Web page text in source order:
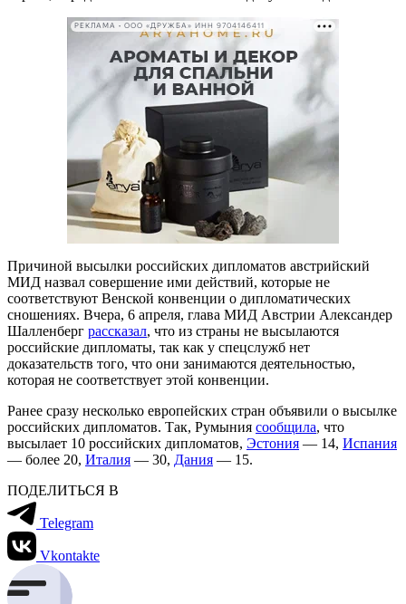
РЕКЛАМА • ООО «ДРУЖБА» ИНН 9704146411
Причиной высылки российских дипломатов австрийский
МИД назвал совершение ими действий, которые не
соответствуют Венской конвенции о дипломатических
сношениях. Вчера, 6 апреля, глава МИД Австрии Александер
Шалленберг рассказал, что из страны не высылаются
российские дипломаты, так как у спецслужб нет
доказательств того, что они занимаются деятельностью,
которая не соответствует этой конвенции.
Ранее сразу несколько европейских стран объявили о высылке
российских дипломатов. Так, Румыния сообщила, что
высылает 10 российских дипломатов, Эстония — 14, Испания
— более 20, Италия — 30, Дания — 15.
ПОДЕЛИТЬСЯ В
Telegram
Vkontakte